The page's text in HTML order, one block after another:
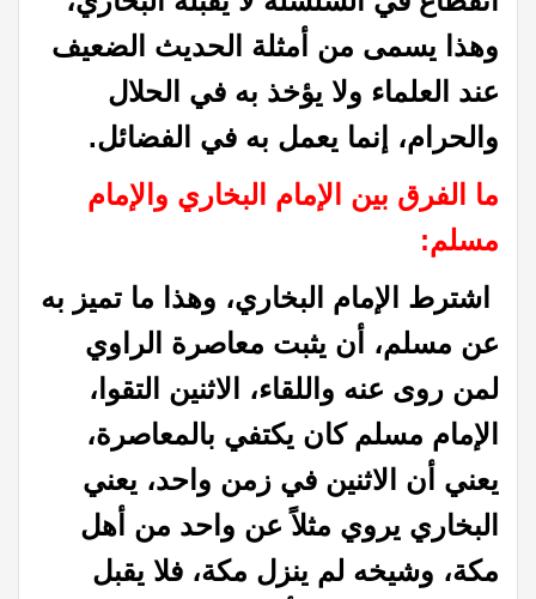
وهذا يسمى من أمثلة الحديث الضعيف
عند العلماء ولا يؤخذ به في الحلال
والحرام، إنما يعمل به في الفضائل.
ما الفرق بين الإمام البخاري والإمام
مسلم:
اشترط الإمام البخاري، وهذا ما تميز به
عن مسلم، أن يثبت معاصرة الراوي
لمن روى عنه واللقاء، الاثنين التقوا،
الإمام مسلم كان يكتفي بالمعاصرة،
يعني أن الاثنين في زمن واحد، يعني
البخاري يروي مثلاً عن واحد من أهل
مكة، وشيخه لم ينزل مكة، فلا يقبل